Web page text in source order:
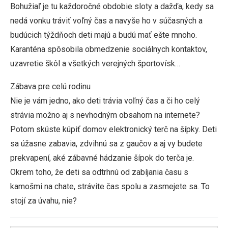
Bohužiaľ je tu každoročné obdobie sloty a dažďa, kedy sa
nedá vonku tráviť voľný čas a navyše ho v súčasných a
budúcich týždňoch deti majú a budú mať ešte mnoho.
Karanténa spôsobila obmedzenie sociálnych kontaktov,
uzavretie škôl a všetkých verejných športovísk…
Zábava pre celú rodinu
Nie je vám jedno, ako deti trávia voľný čas a či ho celý
strávia možno aj s nevhodným obsahom na internete?
Potom skúste kúpiť domov elektronický terč na šípky. Deti
sa úžasne zabavia, zdvihnú sa z gaučov a aj vy budete
prekvapení, aké zábavné hádzanie šípok do terča je.
Okrem toho, že deti sa odtrhnú od zabíjania času s
kamošmi na chate, strávite čas spolu a zasmejete sa. To
stojí za úvahu, nie?